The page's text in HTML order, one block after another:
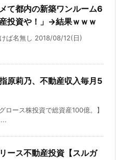
て都内の新築ワンルーム6
投資や！」→結果ｗｗｗ
ば名無し 2018/08/12(日)
原莉乃、不動産収入毎月5
ロース株投資で総資産100億。】
ース不動産投資【スルガ